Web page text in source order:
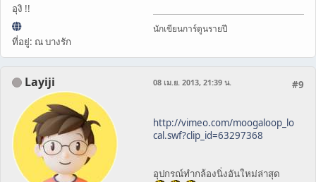
อุงิ !!
ที่อยู่: ณ บางรัก
นักเขียนการ์ตูนรายปี
Layiji #9
08 เม.ย. 2013, 21:39 น.
http://vimeo.com/moogaloop_lo
cal.swf?clip_id=63297368
อุปกรณ์ทำกล้องนิ่งอันใหม่ล่าสุด